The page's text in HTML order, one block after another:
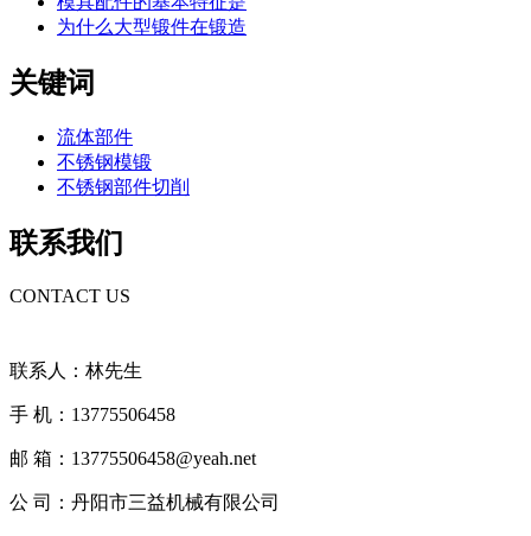
为什么大型锻件在锻造
关键词
流体部件
不锈钢模锻
不锈钢部件切削
联系我们
CONTACT US
联系人：林先生
手 机：13775506458
邮 箱：13775506458@yeah.net
公 司：丹阳市三益机械有限公司